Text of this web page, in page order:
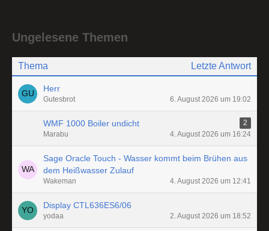
Ungelesene Themen
Thema Letzte Antwort
Herr
Gutesbrot 6. August 2026 um 19:02
WMF 1000 Boiler undicht
2
Marabu
4. August 2026 um 16:24
Sage Oracle Touch - Wasser kommt beim Brühen aus
dem Heißwasser Zulauf
Wakeman 4. August 2026 um 12:41
Display CTL636ES6/06
yodaa 2. August 2026 um 18:52